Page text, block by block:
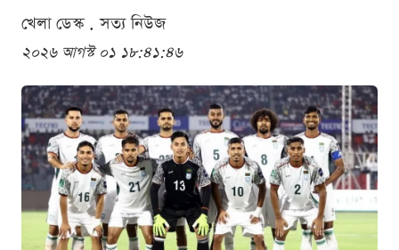
খেলা ডেস্ক . সত্য নিউজ
২০২৬ আগস্ট ০১ ১৮:৪১:৪৬